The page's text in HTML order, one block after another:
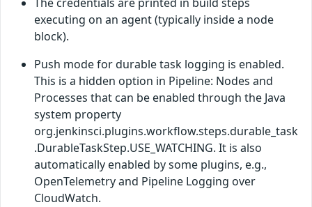
executing on an agent (typically inside a node
block).
Push mode for durable task logging is enabled.
This is a hidden option in Pipeline: Nodes and
Processes that can be enabled through the Java
system property
org.jenkinsci.plugins.workflow.steps.durable_task
.DurableTaskStep.USE_WATCHING. It is also
automatically enabled by some plugins, e.g.,
OpenTelemetry and Pipeline Logging over
CloudWatch.